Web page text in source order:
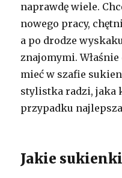
naprawdę wiele.
nowego pracy,
a po drodze
znajomymi.
mieć w szafie
stylistka radzi, jaka
przypadku
Jakie